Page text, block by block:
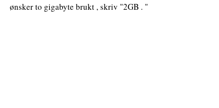
ønsker to gigabyte brukt , skriv "2GB . "